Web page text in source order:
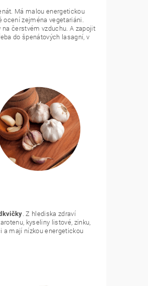
Má malou energetickou
ocení zejména vegetariáni.
čerstvém vzduchu. A zapojit
do špenátových lasagní, v
. Z hlediska zdraví
kyseliny listové, zinku,
a mají nízkou energetickou